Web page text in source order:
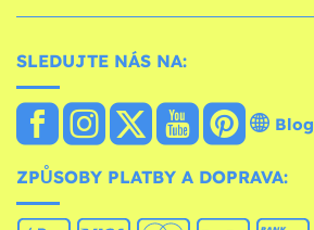
SLEDUJTE NÁS NA:
Blog
ZPŮSOBY PLATBY A DOPRAVA: